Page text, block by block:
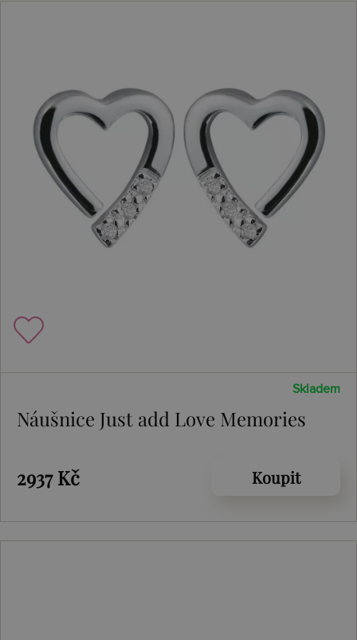
Skladem
Náušnice Just add Love Memories
2937 Kč Koupit